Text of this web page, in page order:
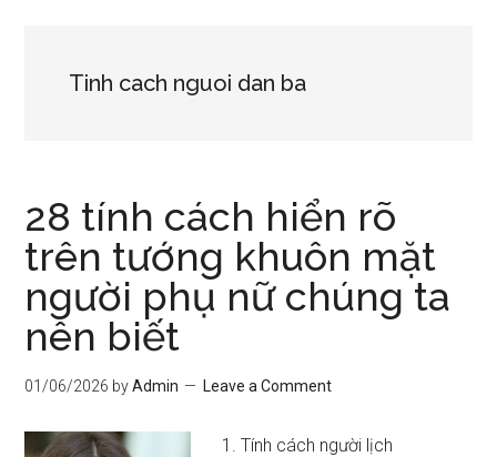
Tinh cach nguoi dan ba
28 tính cách hiển rõ
trên tướng khuôn mặt
người phụ nữ chúng ta
nên biết
01/06/2026 byAdmin Leave a Comment
1. Tính cách người lịch